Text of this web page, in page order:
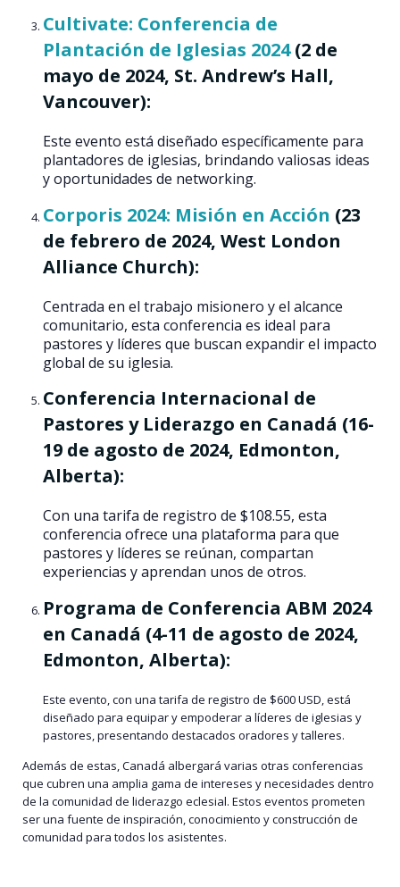
Cultivate: Conferencia de
Plantación de Iglesias 2024(2 de
mayo de 2024, St. Andrew’s Hall,
Vancouver):
Este evento está diseñado específicamente para
plantadores de iglesias, brindando valiosas ideas
y oportunidades de networking.
Corporis 2024: Misión en Acción (23
de febrero de 2024, West London
Alliance Church):
Centrada en el trabajo misionero y el alcance
comunitario, esta conferencia es ideal para
pastores y líderes que buscan expandir el impacto
global de su iglesia.
Conferencia Internacional de
Pastores y Liderazgo en Canadá (16-
19 de agosto de 2024, Edmonton,
Alberta):
Con una tarifa de registro de $108.55, esta
conferencia ofrece una plataforma para que
pastores y líderes se reúnan, compartan
experiencias y aprendan unos de otros​​.
Programa de Conferencia ABM 2024
en Canadá (4-11 de agosto de 2024,
Edmonton, Alberta):
Este evento, con una tarifa de registro de $600 USD, está
diseñado para equipar y empoderar a líderes de iglesias y
pastores, presentando destacados oradores y talleres​​.
Además de estas, Canadá albergará varias otras conferencias
que cubren una amplia gama de intereses y necesidades dentro
de la comunidad de liderazgo eclesial. Estos eventos prometen
ser una fuente de inspiración, conocimiento y construcción de
comunidad para todos los asistentes.